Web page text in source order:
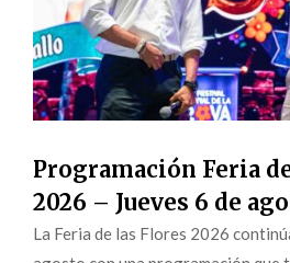
Programación Feria
2026 – Jueves 6 de
La Feria de las Flores 2026